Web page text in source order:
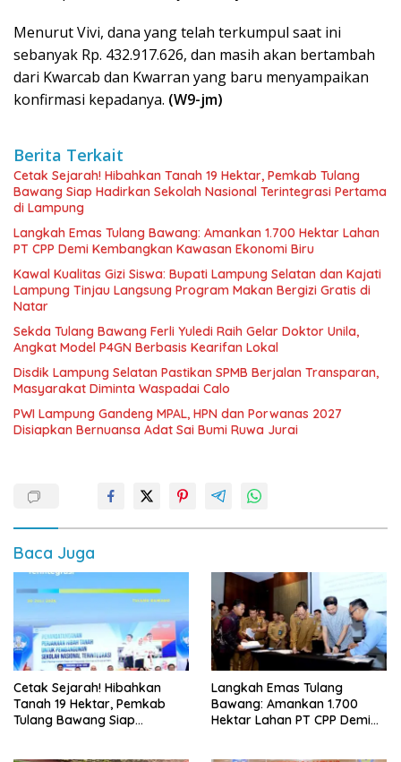
Menurut Vivi, dana yang telah terkumpul saat ini
sebanyak Rp. 432.917.626, dan masih akan bertambah
dari Kwarcab dan Kwarran yang baru menyampaikan
konfirmasi kepadanya. (W9-jm)
Berita Terkait
Cetak Sejarah! Hibahkan Tanah 19 Hektar, Pemkab Tulang
Bawang Siap Hadirkan Sekolah Nasional Terintegrasi Pertama
di Lampung
Langkah Emas Tulang Bawang: Amankan 1.700 Hektar Lahan
PT CPP Demi Kembangkan Kawasan Ekonomi Biru
Kawal Kualitas Gizi Siswa: Bupati Lampung Selatan dan Kajati
Lampung Tinjau Langsung Program Makan Bergizi Gratis di
Natar
Sekda Tulang Bawang Ferli Yuledi Raih Gelar Doktor Unila,
Angkat Model P4GN Berbasis Kearifan Lokal
Disdik Lampung Selatan Pastikan SPMB Berjalan Transparan,
Masyarakat Diminta Waspadai Calo
PWI Lampung Gandeng MPAL, HPN dan Porwanas 2027
Disiapkan Bernuansa Adat Sai Bumi Ruwa Jurai
Baca Juga
Cetak Sejarah! Hibahkan
Tanah 19 Hektar, Pemkab
Tulang Bawang Siap
Langkah Emas Tulang
Bawang: Amankan 1.700
Hektar Lahan PT CPP Demi